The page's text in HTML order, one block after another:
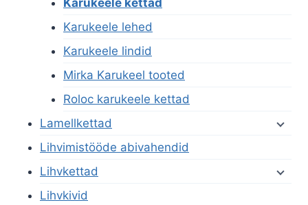
Karukeele lehed
Karukeele lindid
Mirka Karukeel tooted
Roloc karukeele kettad
Lamellkettad
Lihvimistööde abivahendid
Lihvkettad
Lihvkivid